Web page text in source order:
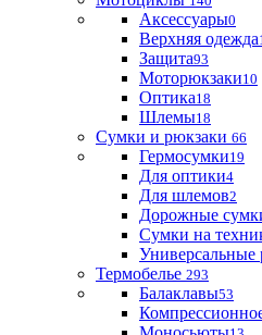
Аксессуары0
Верхняя одежда
Защита93
Моторюкзаки10
Оптика18
Шлемы18
Сумки и рюкзаки 66
Гермосумки19
Для оптики4
Для шлемов2
Дорожные
Сумки на
Универсальные
Термобелье 293
Балаклавы53